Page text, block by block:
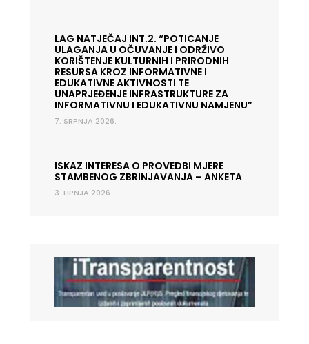
LAG NATJEČAJ INT.2. “POTICANJE
ULAGANJA U OČUVANJE I ODRŽIVO
KORIŠTENJE KULTURNIH I PRIRODNIH
RESURSA KROZ INFORMATIVNE I
EDUKATIVNE AKTIVNOSTI TE
UNAPRJEĐENJE INFRASTRUKTURE ZA
INFORMATIVNU I EDUKATIVNU NAMJENU”
7. SRPNJA 2026.
ISKAZ INTERESA O PROVEDBI MJERE
STAMBENOG ZBRINJAVANJA – ANKETA
3. LIPNJA 2026.